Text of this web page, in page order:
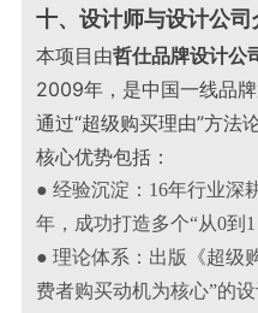
十、设计师与设计公司
本项目由哲仕品牌设计公
2009年，是中国一线品
通过“超级购买理由”方法
核心优势包括：
● 经验沉淀：16年行业深
年，成功打造多个“从0到1
● 理论体系：出版《超级
费者购买动机为核心”的